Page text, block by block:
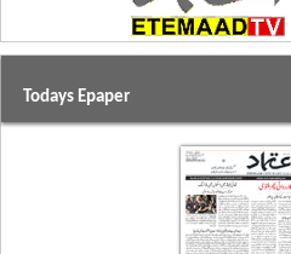
Todays Epaper